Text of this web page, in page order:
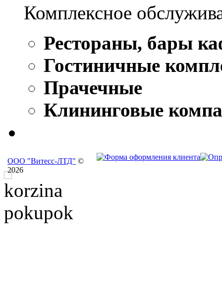
Комплексное
Рестораны, бары
Гостиничные
Прачечные
Клининговые
ООО "Витесс-ЛТД" ©
2026